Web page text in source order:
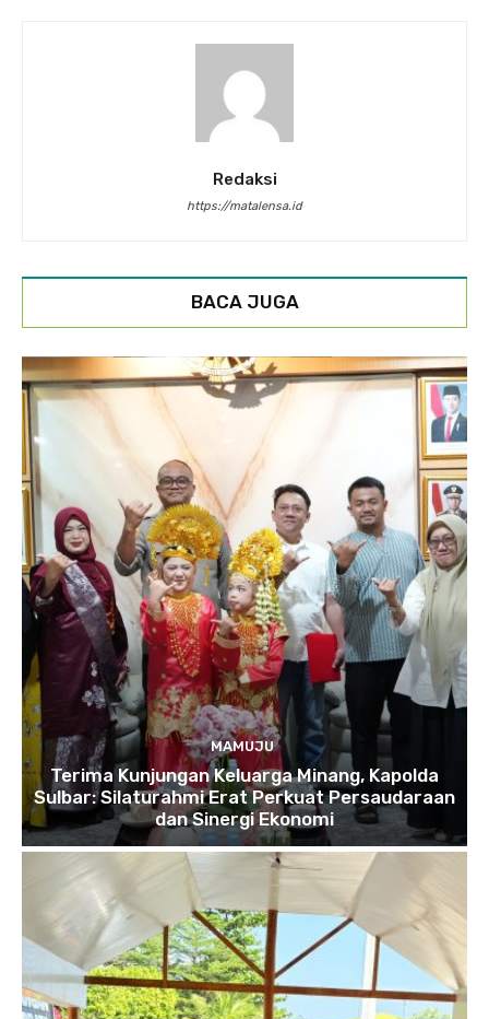
Redaksi
https://matalensa.id
BACA JUGA
MAMUJU
Terima Kunjungan Keluarga Minang, Kapolda
Sulbar: Silaturahmi Erat Perkuat Persaudaraan
dan Sinergi Ekonomi